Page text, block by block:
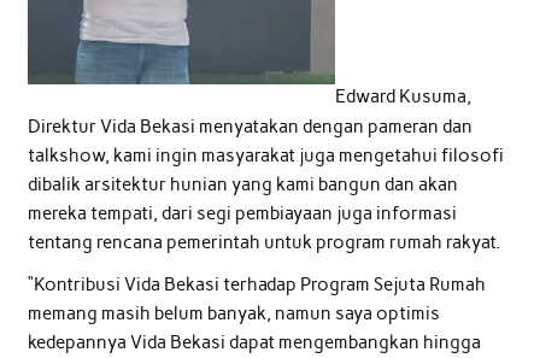
Edward Kusuma,
Direktur Vida Bekasi menyatakan dengan pameran dan
talkshow, kami ingin masyarakat juga mengetahui filosofi
dibalik arsitektur hunian yang kami bangun dan akan
mereka tempati, dari segi pembiayaan juga informasi
tentang rencana pemerintah untuk program rumah rakyat.
“Kontribusi Vida Bekasi terhadap Program Sejuta Rumah
memang masih belum banyak, namun saya optimis
kedepannya Vida Bekasi dapat mengembangkan hingga